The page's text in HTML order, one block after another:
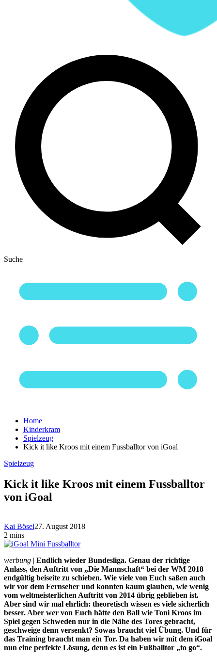
Suche
Home
Kinderkram
Spielzeug
Kick it like Kroos mit einem Fussballtor von iGoal
Spielzeug
Kick it like Kroos mit einem Fussballtor
von iGoal
Kai Bösel27. August 2018
2 mins
werbung | Endlich wieder Bundesliga. Genau der richtige
Anlass, den Auftritt von „Die Mannschaft“ bei der WM 2018
endgültig beiseite zu schieben. Wie viele von Euch saßen auch
wir vor dem Fernseher und konnten kaum glauben, wie wenig
vom weltmeisterlichen Auftritt von 2014 übrig geblieben ist.
Aber sind wir mal ehrlich: theoretisch wissen es viele sicherlich
besser. Aber wer von Euch hätte den Ball wie Toni Kroos im
Spiel gegen Schweden nur in die Nähe des Tores gebracht,
geschweige denn versenkt? Sowas braucht viel Übung. Und für
das Training braucht man ein Tor. Da haben wir mit dem iGoal
nun eine perfekte Lösung, denn es ist ein Fußballtor „to go“.